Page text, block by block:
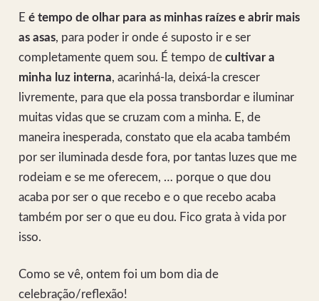
Eé tempo de olhar para as minhas raízes e abrir mais
as asas, para poder ir onde é suposto ir e ser
completamente quem sou. É tempo decultivar a
minha luz interna, acarinhá-la, deixá-la crescer
livremente, para que ela possa transbordar e iluminar
muitas vidas que se cruzam com a minha. E, de
maneira inesperada, constato que ela acaba também
por ser iluminada desde fora, por tantas luzes que me
rodeiam e se me oferecem, … porque o que dou
acaba por ser o que recebo e o que recebo acaba
também por ser o que eu dou. Fico grata à vida por
isso.
Como se vê, ontem foi um bom dia de
celebração/reflexão!